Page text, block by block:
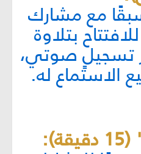
مع مشارك
بتلاوة
تسجيلٍ صوتي،
الاستماع له.